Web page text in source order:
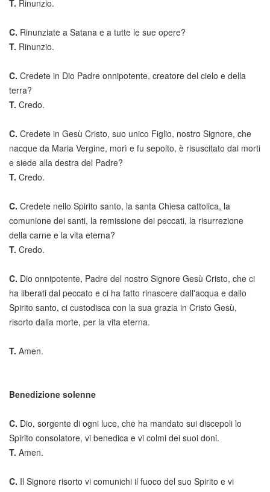
T. Rinunzio.
C. Rinunziate a Satana e a tutte le sue opere?
T. Rinunzio.
C. Credete in Dio Padre onnipotente, creatore del cielo e della
terra?
T. Credo.
C. Credete in Gesù Cristo, suo unico Figlio, nostro Signore, che
nacque da Maria Vergine, morì e fu sepolto, è risuscitato dai morti
e siede alla destra del Padre?
T. Credo.
C. Credete nello Spirito santo, la santa Chiesa cattolica, la
comunione dei santi, la remissione dei peccati, la risurrezione
della carne e la vita eterna?
T. Credo.
C. Dio onnipotente, Padre del nostro Signore Gesù Cristo, che ci
ha liberati dal peccato e ci ha fatto rinascere dall'acqua e dallo
Spirito santo, ci custodisca con la sua grazia in Cristo Gesù,
risorto dalla morte, per la vita eterna.
T. Amen.
Benedizione solenne
C. Dio, sorgente di ogni luce, che ha mandato sui discepoli lo
Spirito consolatore, vi benedica e vi colmi dei suoi doni.
T. Amen.
C. Il Signore risorto vi comunichi il fuoco del suo Spirito e vi